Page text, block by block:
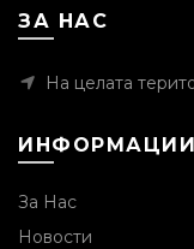
ЗА НАС
На целата
ИНФОРМАЦИИ
За Нас
Новости